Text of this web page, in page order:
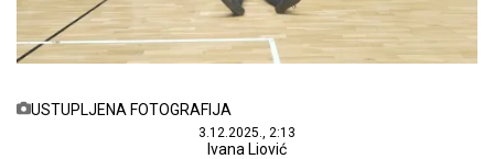
USTUPLJENA FOTOGRAFIJA
3.12.2025., 2:13
Ivana Liović